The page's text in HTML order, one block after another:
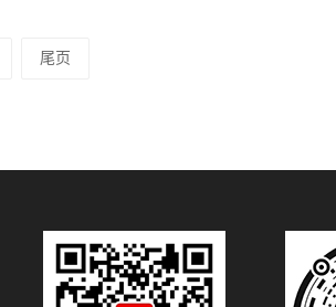
尾页